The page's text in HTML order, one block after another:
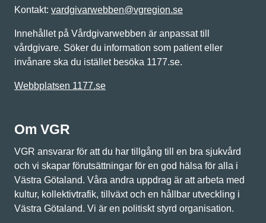
Kontakt: vardgivarwebben@vgregion.se
Innehållet på Vårdgivarwebben är anpassat till
vårdgivare. Söker du information som patient eller
invånare ska du istället besöka 1177.se.
Webbplatsen 1177.se
Om VGR
VGR ansvarar för att du har tillgång till en bra sjukvård
och vi skapar förutsättningar för en god hälsa för alla i
Västra Götaland. Våra andra uppdrag är att arbeta med
kultur, kollektivtrafik, tillväxt och en hållbar utveckling i
Västra Götaland. Vi är en politiskt styrd organisation.